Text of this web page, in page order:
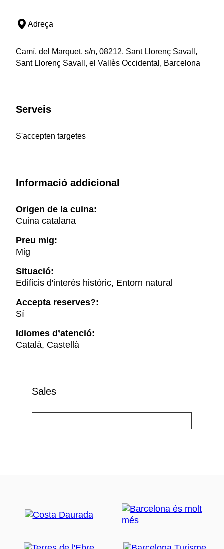
Adreça
Camí, del Marquet, s/n, 08212, Sant Llorenç Savall,
Sant Llorenç Savall, el Vallès Occidental, Barcelona
Serveis
S'accepten targetes
Informació addicional
Origen de la cuina:
Cuina catalana
Preu mig:
Mig
Situació:
Edificis d'interès històric, Entorn natural
Accepta reserves?:
Sí
Idiomes d’atenció:
Català, Castellà
Sales